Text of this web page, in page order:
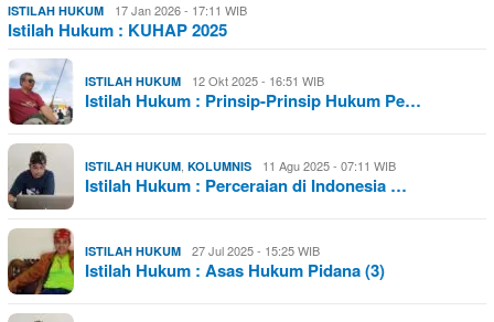
ISTILAH HUKUM 17 Jan 2026 - 17:11 WIB
Istilah Hukum : KUHAP 2025
ISTILAH HUKUM 12 Okt 2025 - 16:51 WIB
Istilah Hukum : Prinsip-Prinsip Hukum Pe…
ISTILAH HUKUM KOLUMNIS 11 Agu 2025 - 07:11 WIB
Istilah Hukum : Perceraian di Indonesia …
ISTILAH HUKUM 27 Jul 2025 - 15:25 WIB
Istilah Hukum : Asas Hukum Pidana (3)